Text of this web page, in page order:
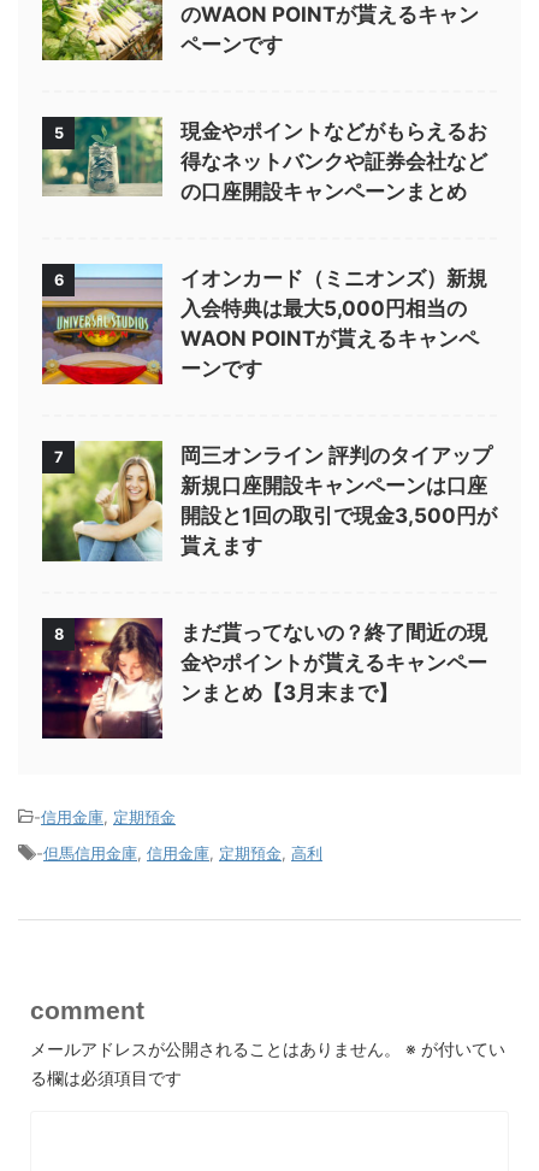
のWAON POINTが貰えるキャン
ペーンです
5
現金やポイントなどがもらえるお
得なネットバンクや証券会社など
の口座開設キャンペーンまとめ
6
イオンカード（ミニオンズ）新規
入会特典は最大5,000円相当の
WAON POINTが貰えるキャンペ
ーンです
7
岡三オンライン 評判のタイアップ
新規口座開設キャンペーンは口座
開設と1回の取引で現金3,500円が
貰えます
8
まだ貰ってないの？終了間近の現
金やポイントが貰えるキャンペー
ンまとめ【3月末まで】
-信用金庫 定期預金
-但馬信用金庫 信用金庫 定期預金 高利
comment
メールアドレスが公開されることはありません。 ※ が付いてい
る欄は必須項目です